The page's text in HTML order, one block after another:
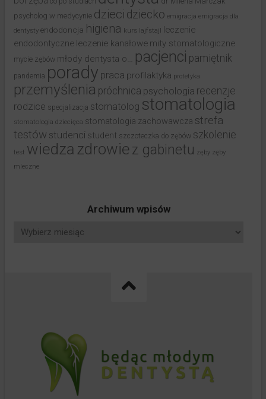
psycholog w medycynie dzieci dziecko emigracja emigracja dla
dentysty endodoncja higiena kurs lajfstajl leczenie
endodontyczne leczenie kanałowe mity stomatologiczne
mycie zębów młody dentysta o… pacjenci pamiętnik
pandemia porady praca profilaktyka protetyka
przemyślenia próchnica psychologia recenzje
rodzice specjalizacja stomatolog stomatologia
stomatologia dziecięca stomatologia zachowawcza strefa
testów studenci student szczoteczka do zębów szkolenie
test wiedza zdrowie z gabinetu zęby zęby
mleczne
Archiwum wpisów